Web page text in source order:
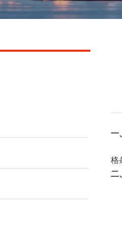
一
格
二